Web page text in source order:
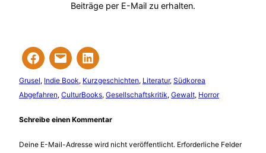
Beiträge per E-Mail zu erhalten.
Grusel, Indie Book, Kurzgeschichten, Literatur, Südkorea
Abgefahren, CulturBooks, Gesellschaftskritik, Gewalt, Horror
Schreibe einen Kommentar
Deine E-Mail-Adresse wird nicht veröffentlicht. Erforderliche Felder